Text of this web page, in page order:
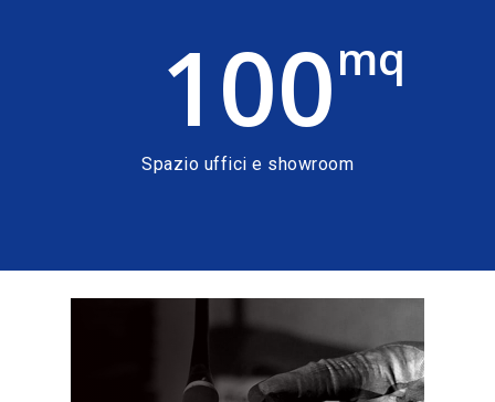
100mq
Spazio uffici e showroom